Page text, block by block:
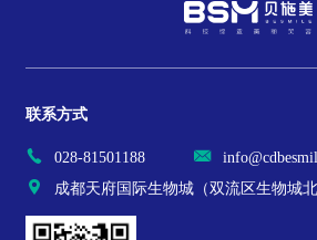
联系方式
028-81501188
成都天府国际生物城（双流区生物城北